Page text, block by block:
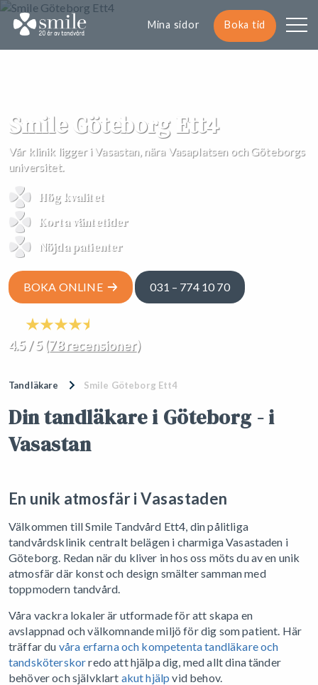
Smile Göteborg Ett4
Vår klinik ligger i Vasastan, nära Vasaplatsen och Göteborgs
universitet.
Hög kvalitet
Korta väntetider
Nöjda patienter
BOKA ONLINE 031 – 774 10 70
4.5 / 5 (78 recensioner)
Tandläkare Smile Göteborg Ett4
Din tandläkare i Göteborg - i
Vasastan
En unik atmosfär i Vasastaden
Välkommen till Smile Tandvård Ett4, din pålitliga
tandvårdsklinik centralt belägen i charmiga Vasastaden i
Göteborg. Redan när du kliver in hos oss möts du av en unik
atmosfär där konst och design smälter samman med
toppmodern tandvård.
Våra vackra lokaler är utformade för att skapa en
avslappnad och välkomnande miljö för dig som patient. Här
träffar du våra erfarna och kompetenta tandläkare och
tandsköterskorredo att hjälpa dig, med allt dina tänder
behöver och självklart akut hjälp vid behov.
Mina sidor Boka tid